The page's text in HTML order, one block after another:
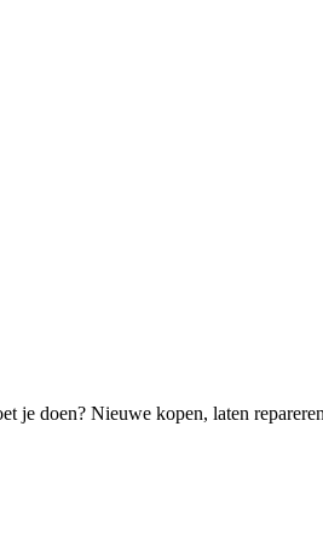
je doen? Nieuwe kopen, laten